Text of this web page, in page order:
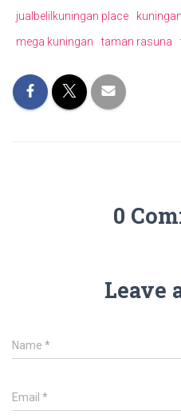
jualbelilkuningan place
kuningan
mega kuningan
taman rasuna
0
Leave
Name *
Email *